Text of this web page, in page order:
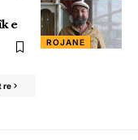
ROJANE
e
re